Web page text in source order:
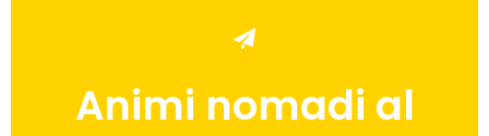
Animi nomadi al